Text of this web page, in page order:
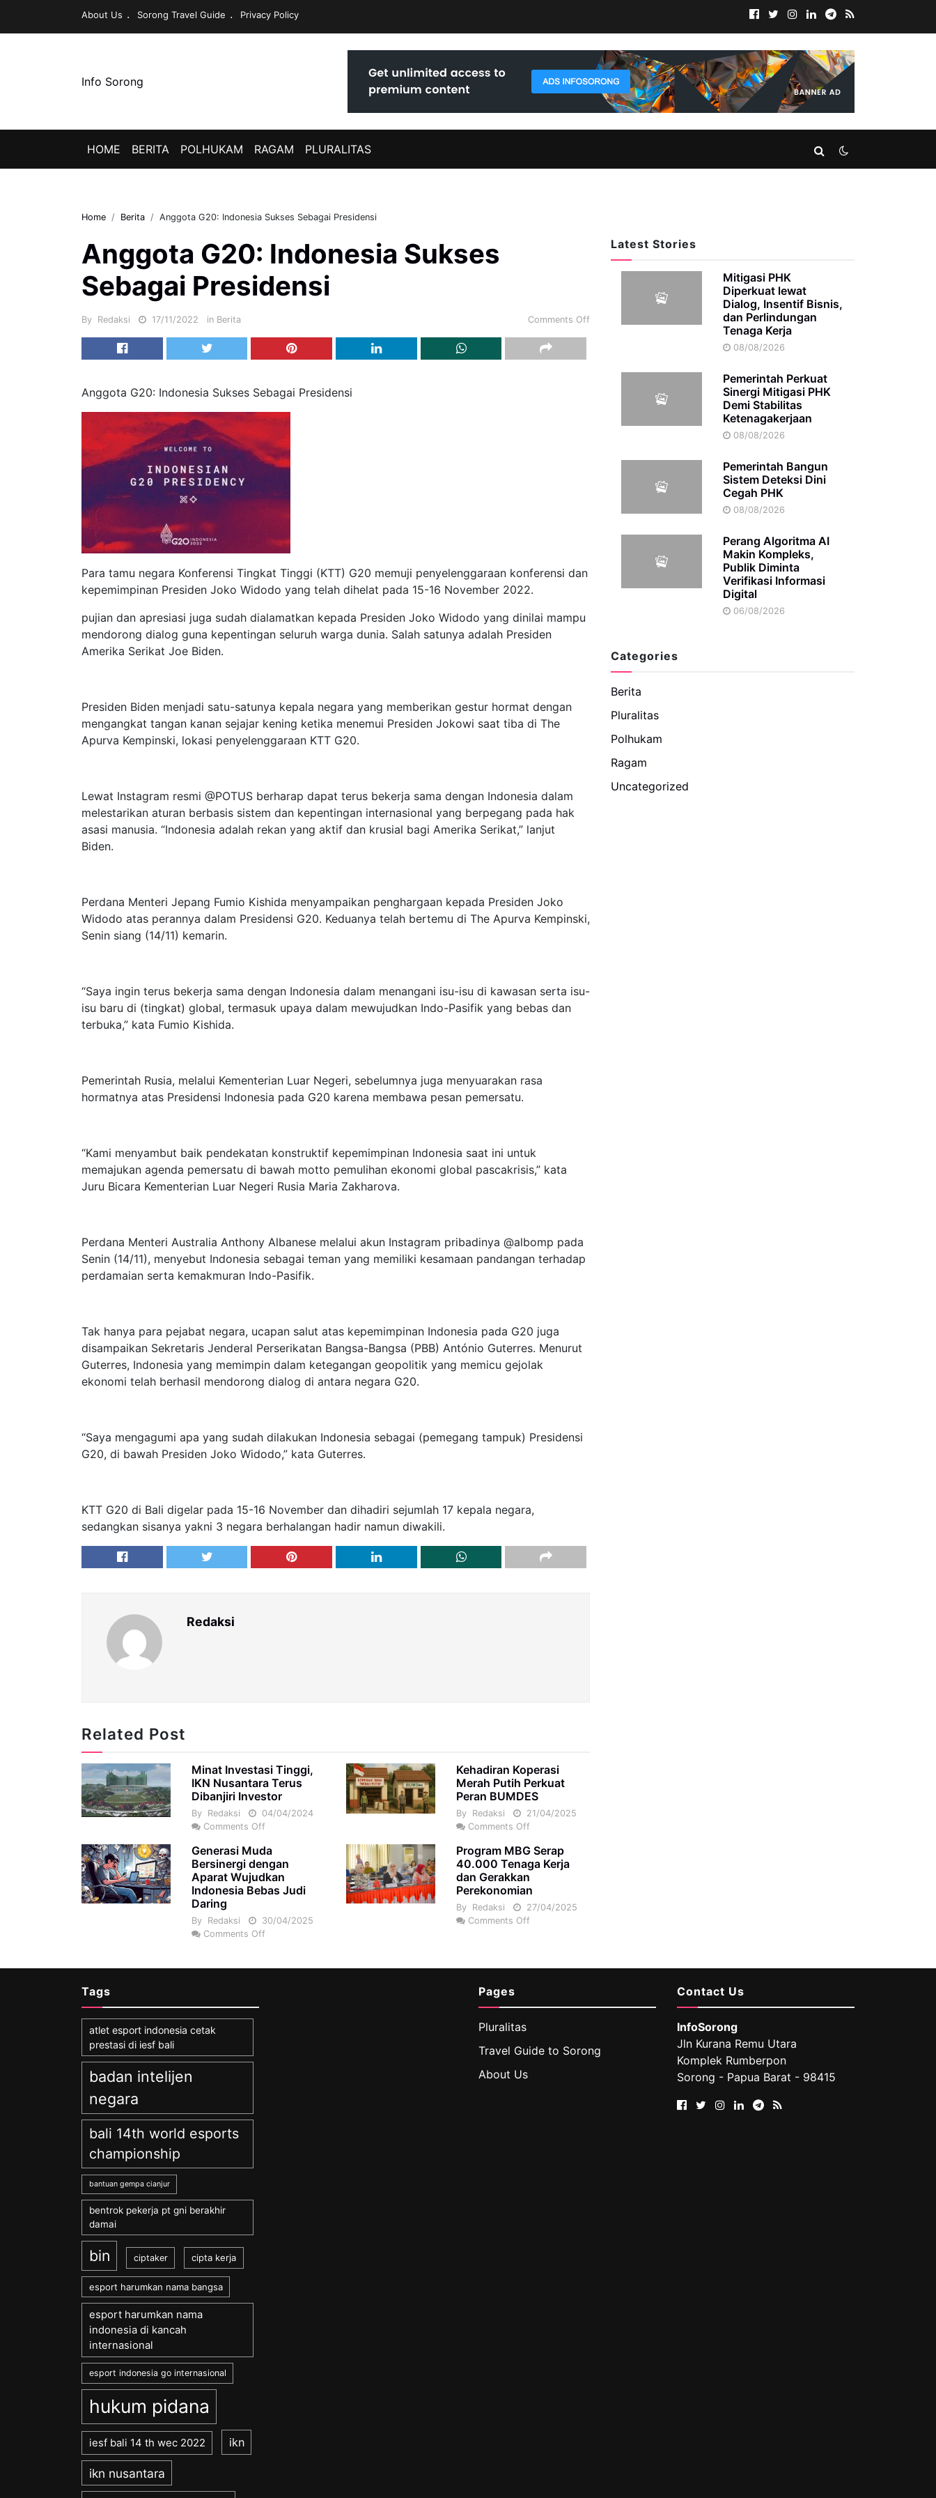
About Us Sorong Travel Guide Privacy Policy
Info Sorong
HOME BERITA POLHUKAM RAGAM PLURALITAS
Home Berita Anggota G20: Indonesia Sukses Sebagai Presidensi
Anggota G20: Indonesia Sukses
Sebagai Presidensi
By Redaksi 17/11/2022 in Berita Comments Off
Anggota G20: Indonesia Sukses Sebagai Presidensi
Para tamu negara Konferensi Tingkat Tinggi (KTT) G20 memuji penyelenggaraan konferensi dan
kepemimpinan Presiden Joko Widodo yang telah dihelat pada 15-16 November 2022.
pujian dan apresiasi juga sudah dialamatkan kepada Presiden Joko Widodo yang dinilai mampu
mendorong dialog guna kepentingan seluruh warga dunia. Salah satunya adalah Presiden
Amerika Serikat Joe Biden.
Presiden Biden menjadi satu-satunya kepala negara yang memberikan gestur hormat dengan
mengangkat tangan kanan sejajar kening ketika menemui Presiden Jokowi saat tiba di The
Apurva Kempinski, lokasi penyelenggaraan KTT G20.
Lewat Instagram resmi @POTUS berharap dapat terus bekerja sama dengan Indonesia dalam
melestarikan aturan berbasis sistem dan kepentingan internasional yang berpegang pada hak
asasi manusia. “Indonesia adalah rekan yang aktif dan krusial bagi Amerika Serikat,” lanjut
Biden.
Perdana Menteri Jepang Fumio Kishida menyampaikan penghargaan kepada Presiden Joko
Widodo atas perannya dalam Presidensi G20. Keduanya telah bertemu di The Apurva Kempinski,
Senin siang (14/11) kemarin.
“Saya ingin terus bekerja sama dengan Indonesia dalam menangani isu-isu di kawasan serta isu-
isu baru di (tingkat) global, termasuk upaya dalam mewujudkan Indo-Pasifik yang bebas dan
terbuka,” kata Fumio Kishida.
Pemerintah Rusia, melalui Kementerian Luar Negeri, sebelumnya juga menyuarakan rasa
hormatnya atas Presidensi Indonesia pada G20 karena membawa pesan pemersatu.
“Kami menyambut baik pendekatan konstruktif kepemimpinan Indonesia saat ini untuk
memajukan agenda pemersatu di bawah motto pemulihan ekonomi global pascakrisis,” kata
Juru Bicara Kementerian Luar Negeri Rusia Maria Zakharova.
Perdana Menteri Australia Anthony Albanese melalui akun Instagram pribadinya @albomp pada
Senin (14/11), menyebut Indonesia sebagai teman yang memiliki kesamaan pandangan terhadap
perdamaian serta kemakmuran Indo-Pasifik.
Tak hanya para pejabat negara, ucapan salut atas kepemimpinan Indonesia pada G20 juga
disampaikan Sekretaris Jenderal Perserikatan Bangsa-Bangsa (PBB) António Guterres. Menurut
Guterres, Indonesia yang memimpin dalam ketegangan geopolitik yang memicu gejolak
ekonomi telah berhasil mendorong dialog di antara negara G20.
“Saya mengagumi apa yang sudah dilakukan Indonesia sebagai (pemegang tampuk) Presidensi
G20, di bawah Presiden Joko Widodo,” kata Guterres.
KTT G20 di Bali digelar pada 15-16 November dan dihadiri sejumlah 17 kepala negara,
sedangkan sisanya yakni 3 negara berhalangan hadir namun diwakili.
Redaksi
Related Post
Minat Investasi Tinggi,
IKN Nusantara Terus
Dibanjiri Investor
By Redaksi
04/04/2024
Comments Off
Kehadiran Koperasi
Merah Putih Perkuat
Peran BUMDES
By Redaksi
21/04/2025
Comments Off
Generasi Muda
Bersinergi dengan
Aparat Wujudkan
Indonesia Bebas Judi
Daring
By Redaksi
30/04/2025
Comments Off
Program MBG Serap
40.000 Tenaga Kerja
dan Gerakkan
Perekonomian
By Redaksi
27/04/2025
Comments Off
Latest Stories
Mitigasi PHK
Diperkuat lewat
Dialog, Insentif Bisnis,
dan Perlindungan
Tenaga Kerja
08/08/2026
Pemerintah Perkuat
Sinergi Mitigasi PHK
Demi Stabilitas
Ketenagakerjaan
08/08/2026
Pemerintah Bangun
Sistem Deteksi Dini
Cegah PHK
08/08/2026
Perang Algoritma AI
Makin Kompleks,
Publik Diminta
Verifikasi Informasi
Digital
06/08/2026
Categories
Berita
Pluralitas
Polhukam
Ragam
Uncategorized
Tags
atlet esport indonesia cetak
prestasi di iesf bali
badan intelijen
negara
bali 14th world esports
championship
bantuan gempa cianjur
bentrok pekerja pt gni berakhir
damai
bin ciptaker cipta kerja
esport harumkan nama bangsa
esport harumkan nama
indonesia di kancah
internasional
esport indonesia go internasional
hukum pidana
iesf bali 14 th wec 2022 ikn
ikn nusantara
Pages
Pluralitas
Travel Guide to Sorong
About Us
Contact Us
InfoSorong
Jln Kurana Remu Utara
Komplek Rumberpon
Sorong - Papua Barat - 98415